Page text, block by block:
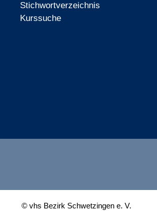
Stichwortverzeichnis
Kurssuche
© vhs Bezirk Schwetzingen e. V.